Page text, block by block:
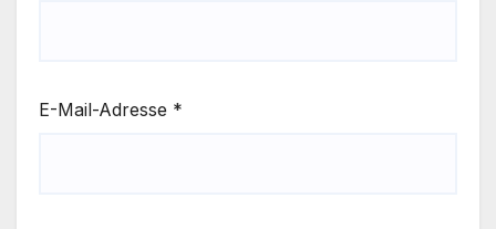
E-Mail-Adresse *